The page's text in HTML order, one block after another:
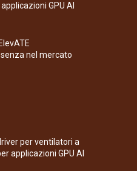
GPU AI
nel mercato
per ventilatori a
applicazioni GPU AI